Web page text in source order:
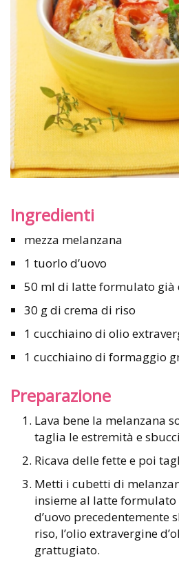
Ingredienti
mezza melanzana
1 tuorlo d’uovo
50 ml di latte formulato
30 g di crema di riso
1 cucchiaino di olio
1 cucchiaino di formaggio
Preparazione
Lava bene la melanzana
taglia le estremità e
Ricava delle fette e poi
Metti i cubetti di
insieme al latte
d’uovo precedentemente
riso, l’olio extravergine
grattugiato.